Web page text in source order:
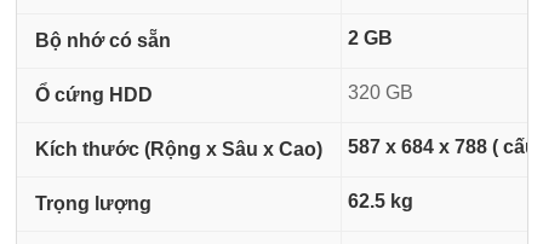
Bộ nhớ có sẵn 2 GB
Ổ cứng HDD 320 GB
Kích thước (Rộng x Sâu x Cao) 587 x 684 x 788 (
Trọng lượng 62.5 kg